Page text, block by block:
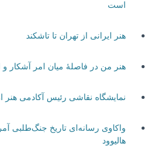
است
هنر ایرانی از تهران تا تاشکند
هنر من در فاصلۀ میان امر آشکار و
نمایشگاه نقاشی رئیس آکادمی هنر
واکاوی رسانه‌ای تاریخ جنگ‌طلبی
هالیوود